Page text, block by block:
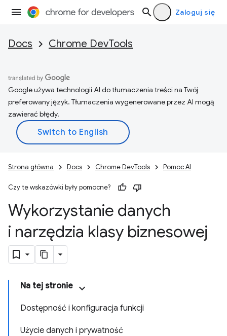
Zaloguj się
Docs Chrome DevTools
Google używa technologii AI do tłumaczenia treści na Twój
preferowany język. Tłumaczenia wygenerowane przez AI mogą
zawierać błędy.
Strona główna Docs Chrome DevTools Pomoc AI
Czy te wskazówki były pomocne?
Wykorzystanie danych
i narzędzia klasy biznesowej
Na tej stronie
Dostępność i konfiguracja funkcji
Użycie danych i prywatność